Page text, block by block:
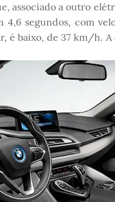
associado a outro
4,6 segundos, com
é baixo, de 37 km/h.